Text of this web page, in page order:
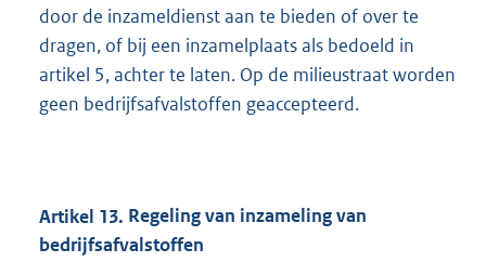
door de inzameldienst aan te bieden of over te
dragen, of bij een inzamelplaats als bedoeld in
artikel 5, achter te laten. Op de milieustraat worden
geen bedrijfsafvalstoffen geaccepteerd.
Artikel 13. Regeling van inzameling van
bedrijfsafvalstoffen